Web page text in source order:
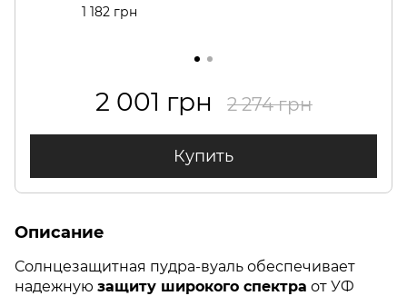
1 182 грн
2 001 грн 2 274 грн
Купить
Описание
Солнцезащитная пудра-вуаль обеспечивает
надежную защиту широкого спектра от УФ